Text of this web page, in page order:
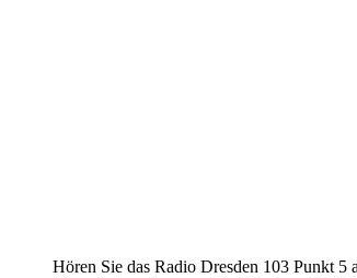
Hören Sie das Radio Dresden 103 Punkt